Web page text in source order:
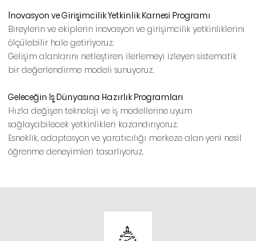
İnovasyon ve Girişimcilik Yetkinlik Karnesi Programı
Bireylerin ve ekiplerin inovasyon ve girişimcilik yetkinliklerini
ölçülebilir hale getiriyoruz.
Gelişim alanlarını netleştiren, ilerlemeyi izleyen sistematik
bir değerlendirme modeli sunuyoruz.
Geleceğin İş Dünyasına Hazırlık Programları
Hızla değişen teknoloji ve iş modellerine uyum
sağlayabilecek yetkinlikleri kazandırıyoruz.
Esneklik, adaptasyon ve yaratıcılığı merkeze alan yeni nesil
öğrenme deneyimleri tasarlıyoruz.